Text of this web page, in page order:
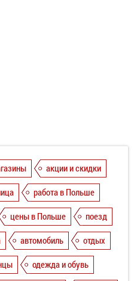
акции и скидки
работа в Польше
цены в Польше
поезд
автомобиль
отдых
одежда и обувь